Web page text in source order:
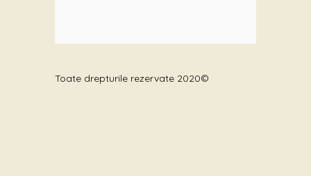
Toate drepturile rezervate 2020©